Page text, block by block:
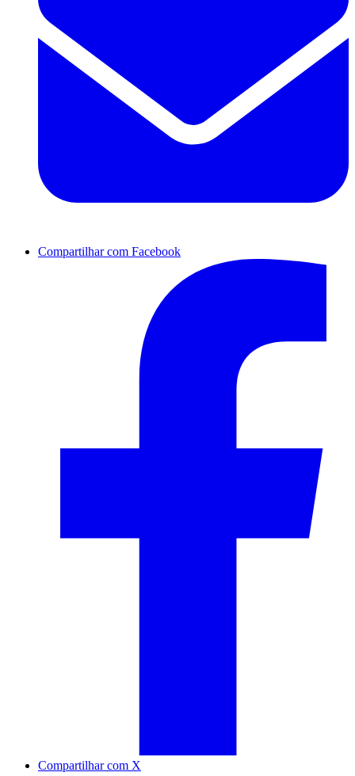
Compartilhar com Facebook
Compartilhar com X